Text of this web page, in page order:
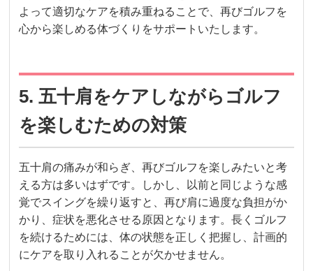
よって適切なケアを積み重ねることで、再びゴルフを
心から楽しめる体づくりをサポートいたします。
5. 五十肩をケアしながらゴルフ
を楽しむための対策
五十肩の痛みが和らぎ、再びゴルフを楽しみたいと考
える方は多いはずです。しかし、以前と同じような感
覚でスイングを繰り返すと、再び肩に過度な負担がか
かり、症状を悪化させる原因となります。長くゴルフ
を続けるためには、体の状態を正しく把握し、計画的
にケアを取り入れることが欠かせません。